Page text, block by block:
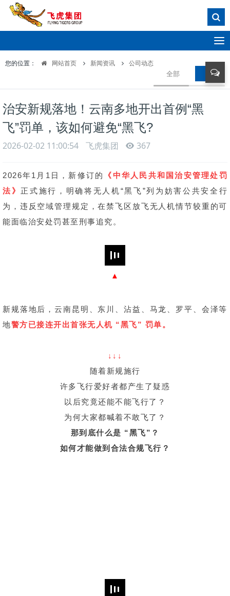
T
o
g
g
l
t
i
o
n
您的位置： 网站首页 新闻资讯 公司动态
全部 公司动
治安新规落地！云南多地开出首例“黑
飞”罚单，该如何避免“黑飞?
2026-02-02 11:00:54 飞虎集团 367
2026年1月1日，新修订的
《中华人民共和国治安管理处罚
法》 正式施行，明确将无人机“黑飞”列为妨害公共安全行
为，违反空域管理规定，在禁飞区放飞无人机情节较重的可
能面临治安处罚甚至刑事追究。
▲
新规落地后，云南昆明、东川、沾益、马龙、罗平、会泽等
地警方已接连开出首张无人机 “黑飞” 罚单。
↓↓↓
随着新规施行
许多飞行爱好者都产生了疑惑
以后究竟还能不能飞行了？
为何大家都喊着不敢飞了？
那到底什么是 “黑飞”？
如何才能做到合法合规飞行？